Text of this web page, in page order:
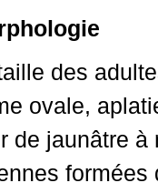
des
ovale,
de jaunâtre à
formées